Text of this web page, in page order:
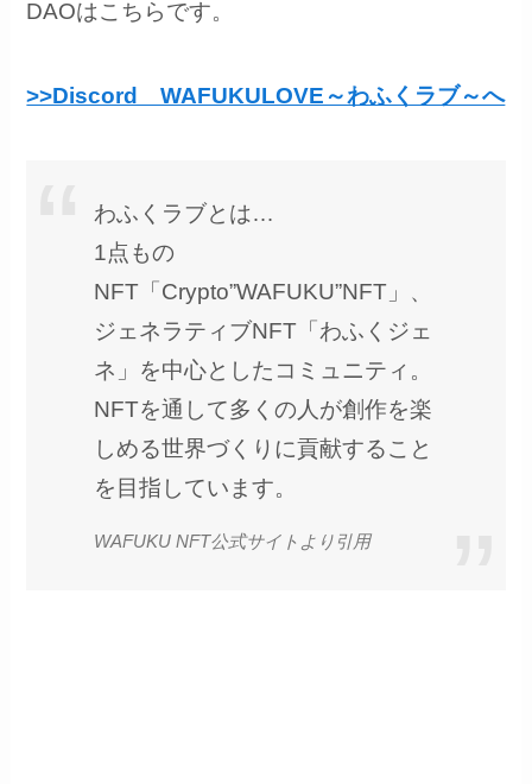
DAOはこちらです。
>>Discord WAFUKULOVE～わふくラブ～へ
わふくラブとは…
1点もの
NFT「Crypto”WAFUKU”NFT」、
ジェネラティブNFT「わふくジェ
ネ」を中心としたコミュニティ。
NFTを通して多くの人が創作を楽
しめる世界づくりに貢献すること
を目指しています。
WAFUKU NFT公式サイトより引用